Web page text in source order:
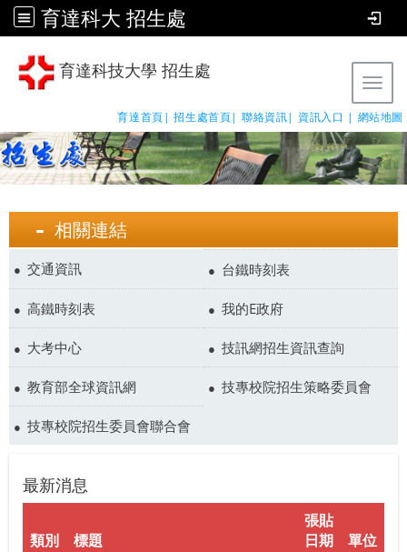
育達科大 招生處
育達科技大學 招生處
育達首頁| 招生處首頁| 聯絡資訊| 資訊入口 | 網站地圖
相關連結
交通資訊 台鐵時刻表
高鐵時刻表 我的E政府
大考中心 技訊網招生資訊查詢
教育部全球資訊網 技專校院招生策略委員會
技專校院招生委員會聯合會
最新消息
類別 標題
張貼
日期
單位